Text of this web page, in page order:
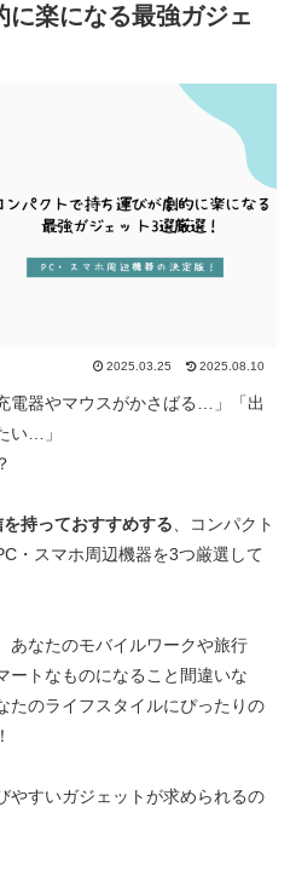
に楽になる最強ガジェ
2025.03.25 2025.08.10
電器やマウスがかさばる…」「出
い…」
持っておすすめする 、コンパクト
・スマホ周辺機器を3つ厳選して
あなたのモバイルワークや旅行
ートなものになること間違いな
たのライフスタイルにぴったりの
やすいガジェットが求められるの